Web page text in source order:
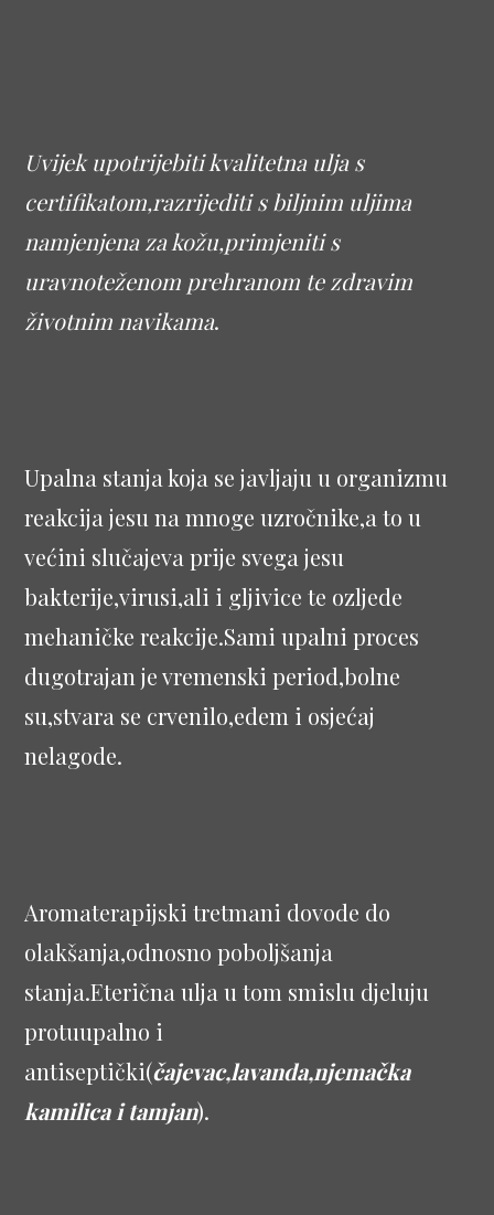
Uvijek upotrijebiti kvalitetna ulja s
certifikatom,razrijediti s biljnim uljima
namjenjena za kožu,primjeniti s
uravnoteženom prehranom te zdravim
životnim navikama.
Upalna stanja koja se javljaju u organizmu
reakcija jesu na mnoge uzročnike,a to u
većini slučajeva prije svega jesu
bakterije,virusi,ali i gljivice te ozljede
mehaničke reakcije.Sami upalni proces
dugotrajan je vremenski period,bolne
su,stvara se crvenilo,edem i osjećaj
nelagode.
Aromaterapijski tretmani dovode do
olakšanja,odnosno poboljšanja
stanja.Eterična ulja u tom smislu djeluju
protuupalno i
antiseptički(čajevac,lavanda,njemačka
kamilica i tamjan).